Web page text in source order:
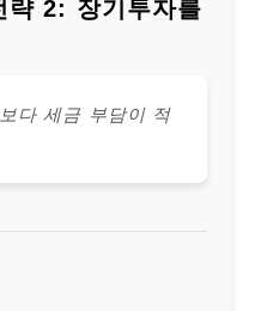
략 2: 장기투자를
다 세금 부담이 적